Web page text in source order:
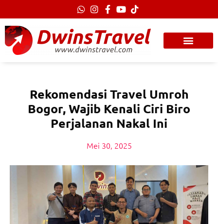
konten
Rekomendasi Travel Umroh
Bogor, Wajib Kenali Ciri Biro
Perjalanan Nakal Ini
Mei 30, 2025